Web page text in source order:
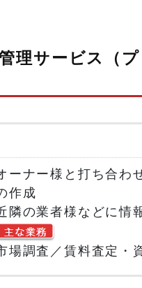
理サービス（
ーナー様と打ち合わ
作成
隣の業者様などに情
場調査／賃料査定・